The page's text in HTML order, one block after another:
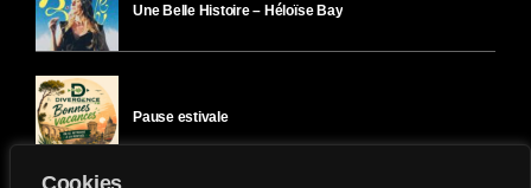
Cookies
Une Belle Histoire – Héloïse Bay
Pause estivale